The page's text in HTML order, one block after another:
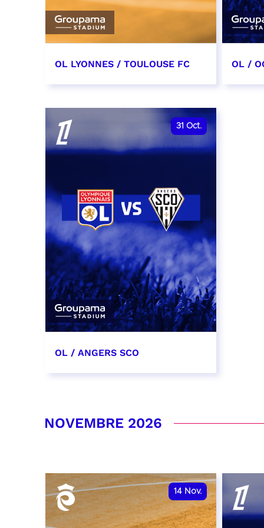
OL LYONNES / TOULOUSE FC
date et heure à confirmer
RÉSERVER
OL /
31 Oct.
OL / ANGERS SCO
RÉSERVER
NOVEMBRE 2026
14 Nov.